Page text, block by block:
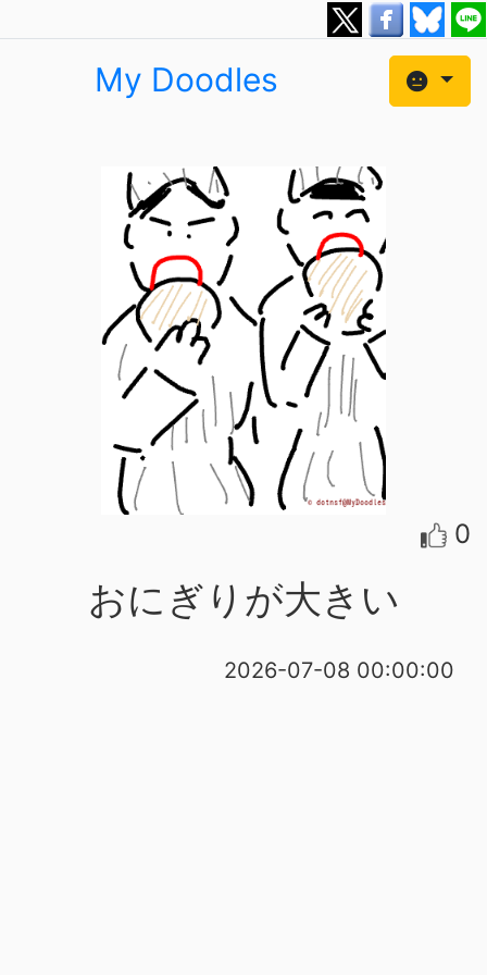
My Doodles
0
おにぎりが大きい
2026-07-08 00:00:00